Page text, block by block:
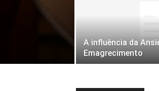
A influência da
Emagrecimento